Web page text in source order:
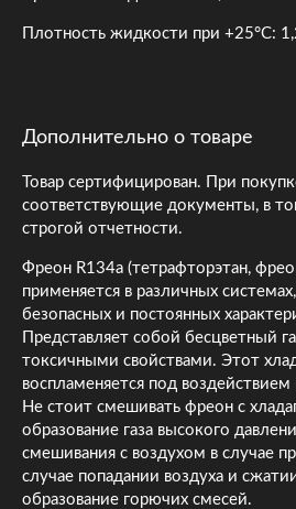
Плотность жидкости при +25°С:
Дополнительно о товаре
Товар сертифицирован. При
соответствующие документы, в
строгой отчетности.
Фреон R134a (тетрафторэтан,
применяется в различных
безопасных и постоянных
Представляет собой бесцветный
токсичными свойствами. Этот
воспламеняется под
Не стоит смешивать фреон с
образование газа высокого
смешивания с воздухом в случае
случае попадании воздуха и
образование горючих смесей.